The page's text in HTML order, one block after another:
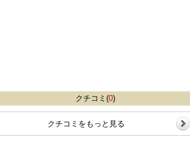
クチコミ(0)
クチコミをもっと見る